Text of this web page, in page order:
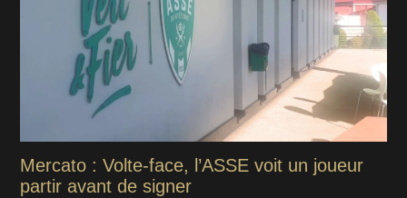
Mercato : Volte-face, l’ASSE voit un joueur
partir avant de signer